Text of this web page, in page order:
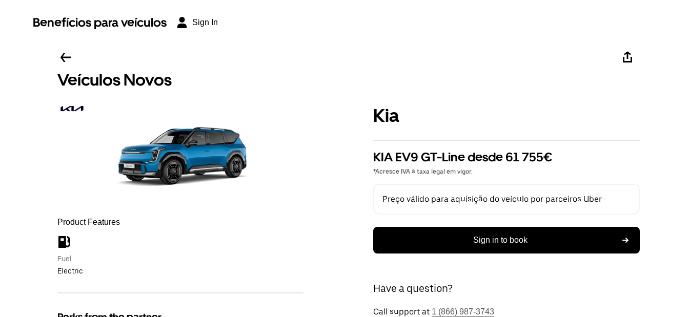
Benefícios para veículos Sign In
Veículos Novos
Product Features
Fuel
Electric
Kia
KIA EV9 GT-Line desde 61 755€
*Acresce IVA à taxa legal em vigor.
Preço válido para aquisição do veículo por parceiros Uber
Sign in to book
Have a question?
Call support at 1 (866) 987-3743